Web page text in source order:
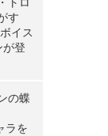
トロ
す
イス
が登
の蝶
ラを